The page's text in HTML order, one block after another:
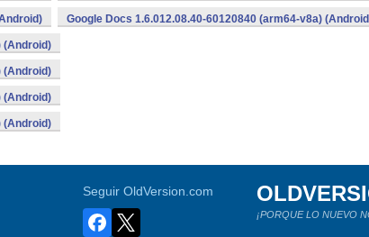
Google Docs 1.6.012.08.40-60120840 (arm64-v8a)
(Android)
(Android)
(Android)
(Android)
Seguir OldVersion.com
¡PORQUE LO NUEVO